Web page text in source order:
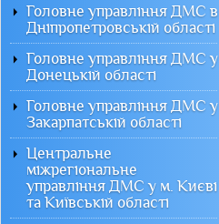
Головне управління ДМС в
Дніпропетровській області
Головне управління ДМС у
Донецькій області
Головне управління ДМС у
Закарпатській області
Центральне
міжрегіональне
управління ДМС у м. Києві
та Київській області